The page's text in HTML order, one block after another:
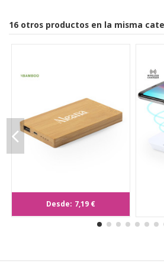
16 otros productos en la misma
Power bank personalizada ECO en
Bambú 5000 mAh.
Desde: 7,19 €